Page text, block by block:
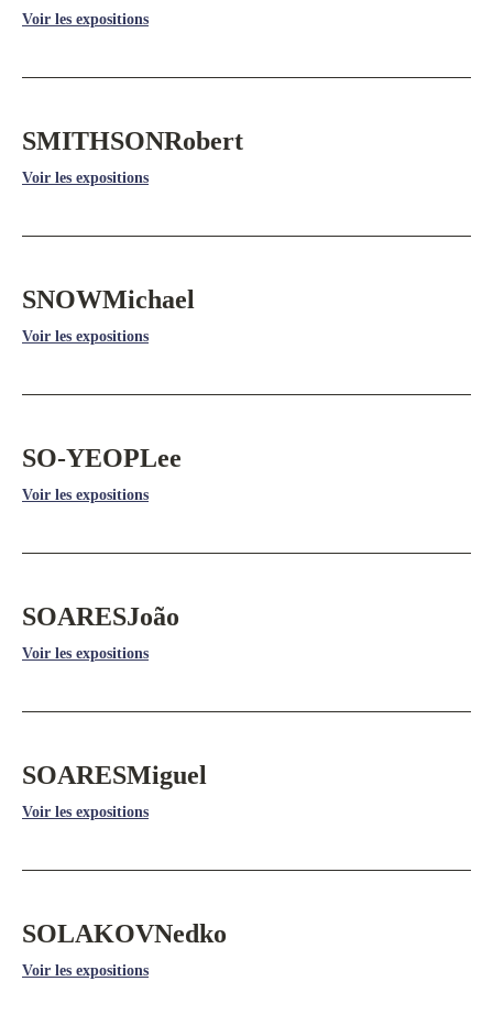
Voir les expositions
SMITHSONRobert
Voir les expositions
SNOWMichael
Voir les expositions
SO-YEOPLee
Voir les expositions
SOARESJoão
Voir les expositions
SOARESMiguel
Voir les expositions
SOLAKOVNedko
Voir les expositions